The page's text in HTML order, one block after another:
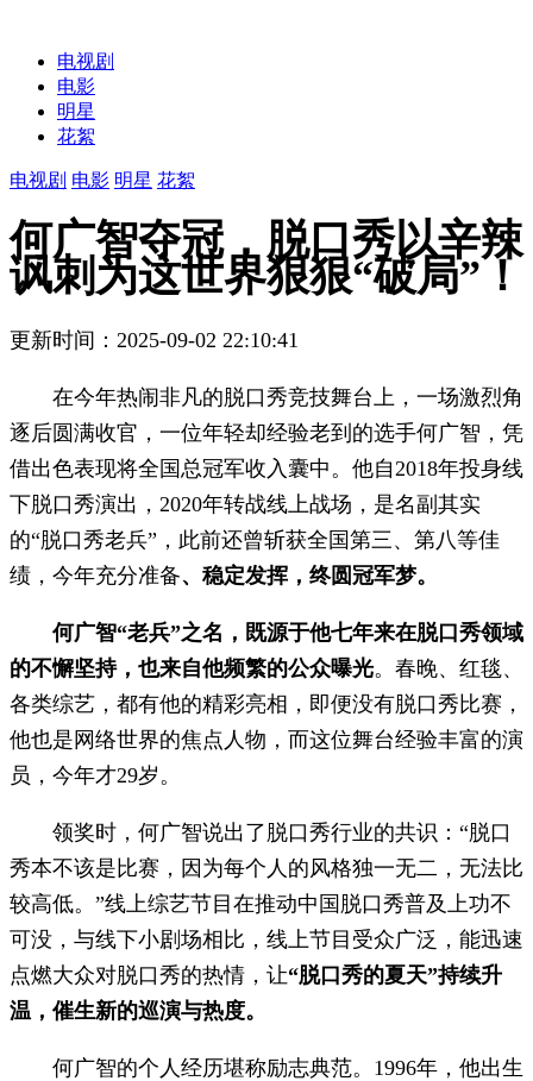
电视剧
电影
明星
花絮
电视剧 电影 明星 花絮
何广智夺冠，脱口秀以辛辣
讽刺为这世界狠狠“破局”！
更新时间：2025-09-02 22:10:41
在今年热闹非凡的脱口秀竞技舞台上，一场激烈角
逐后圆满收官，一位年轻却经验老到的选手何广智，凭
借出色表现将全国总冠军收入囊中。他自2018年投身线
下脱口秀演出，2020年转战线上战场，是名副其实
的“脱口秀老兵”，此前还曾斩获全国第三、第八等佳
绩，今年充分准备、稳定发挥，终圆冠军梦。
何广智“老兵”之名，既源于他七年来在脱口秀领域
的不懈坚持，也来自他频繁的公众曝光。春晚、红毯、
各类综艺，都有他的精彩亮相，即便没有脱口秀比赛，
他也是网络世界的焦点人物，而这位舞台经验丰富的演
员，今年才29岁。
领奖时，何广智说出了脱口秀行业的共识：“脱口
秀本不该是比赛，因为每个人的风格独一无二，无法比
较高低。”线上综艺节目在推动中国脱口秀普及上功不
可没，与线下小剧场相比，线上节目受众广泛，能迅速
点燃大众对脱口秀的热情，让“脱口秀的夏天”持续升
温，催生新的巡演与热度。
何广智的个人经历堪称励志典范。1996年，他出生